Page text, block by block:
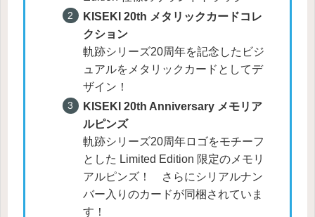
KISEKI 20th メタリックカードコレ
クション
軌跡シリーズ20周年を記念したビジ
ュアルをメタリックカードとしてデ
ザイン！
KISEKI 20th Anniversary メモリア
ルピンズ
軌跡シリーズ20周年ロゴをモチーフ
とした Limited Edition 限定のメモリ
アルピンズ！ さらにシリアルナン
バー入りのカードが同梱されていま
す！